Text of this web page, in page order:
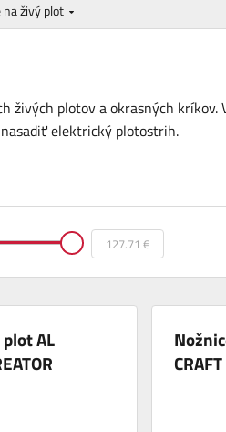
na živý plot
živých plotov a okrasných
elektrický plotostrih.
AL